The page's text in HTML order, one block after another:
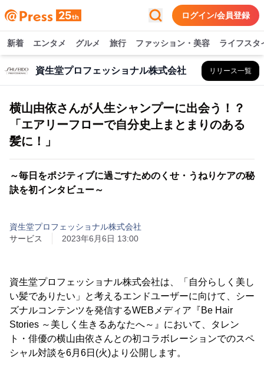
ログイン/会員登録
新着 エンタメ グルメ 旅行 ファッション・美容 ライフスタ
資生堂プロフェッショナル株式会社 リリース一覧
横山由依さんが人生シャンプーに出会う！？
「エアリーフローで自分史上まとまりのある
髪に！」
～毎日をポジティブに過ごすためのくせ・うねりケアの秘
訣を初インタビュー～
資生堂プロフェッショナル株式会社
サービス
2023年6月6日 13:00
資生堂プロフェッショナル株式会社は、「自分らしく美し
い髪でありたい」と考えるエンドユーザーに向けて、シー
ズナルコンテンツを発信するWEBメディア『Be Hair
Stories ～美しく生きるあなたへ～』において、タレン
ト・俳優の横山由依さんとの初コラボレーションでのスペ
シャル対談を6月6日(火)より公開します。